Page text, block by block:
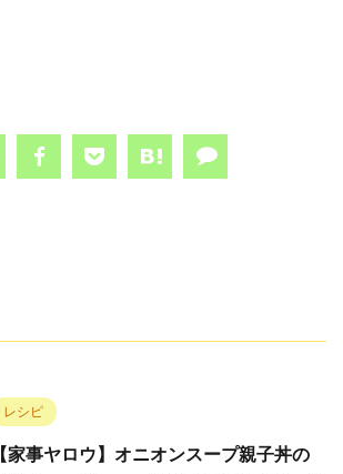
レシピ
【家事ヤロウ】オニオンスープ親子丼の